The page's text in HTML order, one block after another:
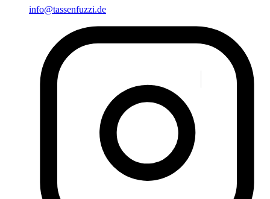
info@tassenfuzzi.de